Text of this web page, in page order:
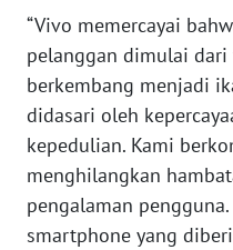
“Vivo memercayai
pelanggan dimulai
berkembang menjadi
didasari oleh
kepedulian. Kami
menghilangkan
pengalaman
smartphone yang
WN
NIAS
WN
WN
TAPANULI
SELATAN